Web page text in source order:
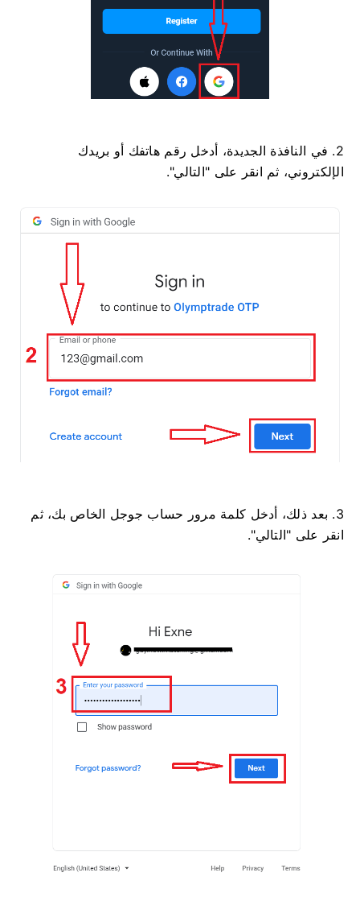
2. في النافذة الجديدة، أدخل رقم هاتفك أو بريدك
الإلكتروني، ثم انقر على "التالي".
3. بعد ذلك، أدخل كلمة مرور حساب جوجل الخاص بك، ثم
انقر على "التالي".